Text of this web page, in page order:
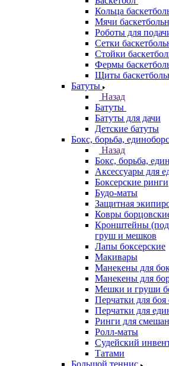
Кольца
Мячи
Роботы для
Сетки
Стойки
Фермы
Щиты
Батуты
Назад
Батуты
Батуты для дачи
Детские батуты
Бокс, борьба,
Назад
Бокс, борьба,
Аксессуары для
Боксерские ринги
Будо-маты
Защитная
Ковры
Кронштейны
груш и мешков
Лапы боксерские
Макивары
Манекены для
Манекены для
Мешки и груши
Перчатки для боя
Перчатки для
Ринги для
Ролл-маты
Судейский
Татами
Большой теннис